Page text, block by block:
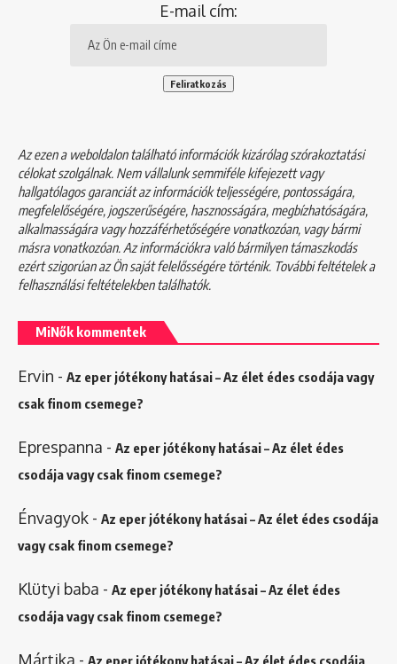
E-mail cím:
Az ezen a weboldalon található információk kizárólag szórakoztatási
célokat szolgálnak. Nem vállalunk semmiféle kifejezett vagy
hallgatólagos garanciát az információk teljességére, pontosságára,
megfelelőségére, jogszerűségére, hasznosságára, megbízhatóságára,
alkalmasságára vagy hozzáférhetőségére vonatkozóan, vagy bármi
másra vonatkozóan. Az információkra való bármilyen támaszkodás
ezért szigorúan az Ön saját felelősségére történik. További feltételek a
felhasználási feltételekbentalálhatók.
MiNők kommentek
Ervin - Az eper jótékony hatásai – Az élet édes csodája vagy
csak finom csemege?
Eprespanna - Az eper jótékony hatásai – Az élet édes
csodája vagy csak finom csemege?
Énvagyok - Az eper jótékony hatásai – Az élet édes csodája
vagy csak finom csemege?
Klütyi baba - Az eper jótékony hatásai – Az élet édes
csodája vagy csak finom csemege?
Mártika -